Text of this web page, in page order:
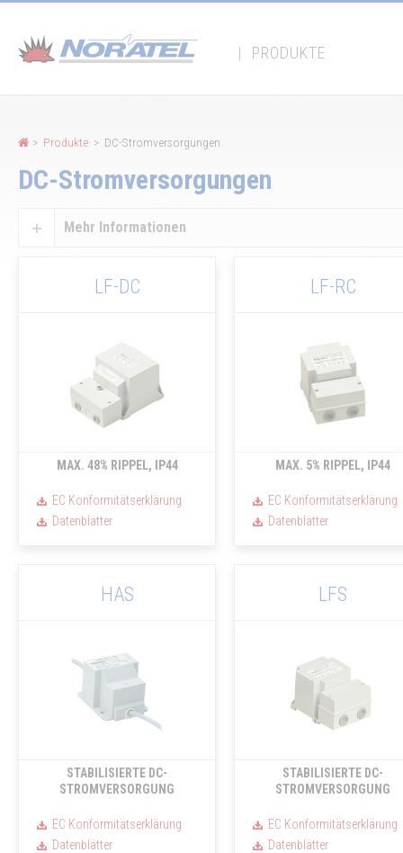
| PRODUKTE
> Produkte > DC-Stromversorgungen
DC-Stromversorgungen
Mehr Informationen
LF-DC
MAX. 48% RIPPEL, IP44
EC Konformitätserklärung
Datenblätter
LF-RC
MAX. 5% RIPPEL, IP44
EC Konformitätserklärung
Datenblätter
HAS
STABILISIERTE DC-
STROMVERSORGUNG
EC Konformitätserklärung
Datenblätter
LFS
STABILISIERTE DC-
STROMVERSORGUNG
EC Konformitätserklärung
Datenblätter
Cookie-Einstellungen